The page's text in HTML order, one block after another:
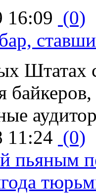
16:09 (0)
Штатах
11:24 (0)
пьяным